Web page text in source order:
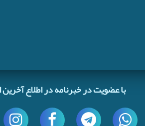
با عضویت در خبرنامه در اطلاع آخرین